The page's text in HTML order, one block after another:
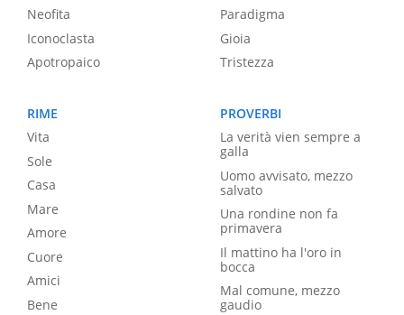
Neofita
Iconoclasta
Apotropaico
Paradigma
Gioia
Tristezza
RIME
Vita
Sole
Casa
Mare
Amore
Cuore
Amici
Bene
PROVERBI
La verità vien sempre a
galla
Uomo avvisato, mezzo
salvato
Una rondine non fa
primavera
Il mattino ha l'oro in
bocca
Mal comune, mezzo
gaudio